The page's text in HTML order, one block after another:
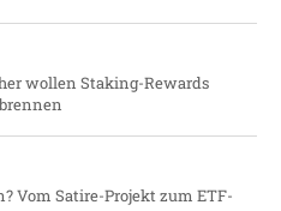
wollen Staking-Rewards
Vom Satire-Projekt zum ETF-